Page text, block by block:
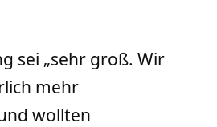
sei „sehr groß. Wir
mehr
wollten